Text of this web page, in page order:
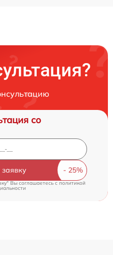
со
заявку
Вы соглашаетесь cполитикой